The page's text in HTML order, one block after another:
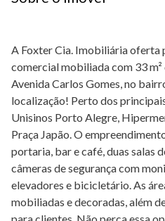
A Foxter Cia. Imobiliária oferta
comercial mobiliada com 33
Avenida Carlos Gomes, no
localização! Perto dos
Unisinos Porto Alegre,
Praça Japão. O
portaria, bar e café, duas salas
câmeras de segurança com
elevadores e bicicletário. As
mobiliadas e decoradas, além